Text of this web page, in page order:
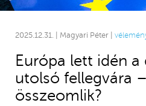
2025.12.31. | Magyari Péter |
Európa lett idén a
utolsó fellegvára
összeomlik?